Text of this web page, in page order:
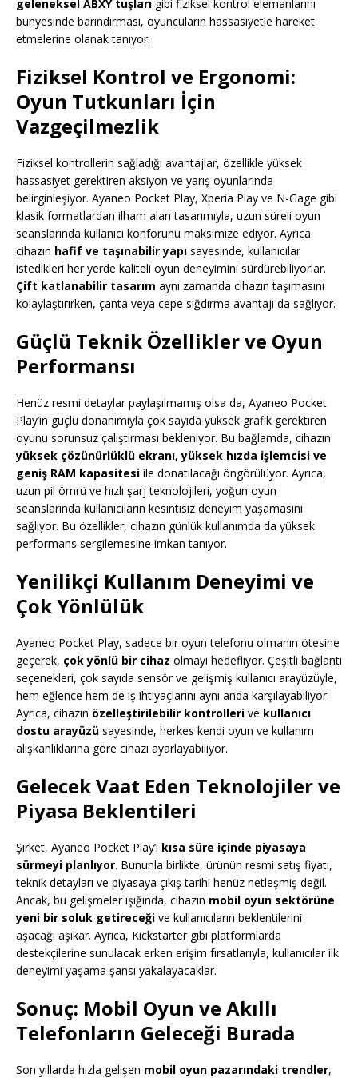
geleneksel ABXY tuşları gibi fiziksel kontrol elemanlarını
bünyesinde barındırması, oyuncuların hassasiyetle hareket
etmelerine olanak tanıyor.
Fiziksel Kontrol ve Ergonomi:
Oyun Tutkunları İçin
Vazgeçilmezlik
Fiziksel kontrollerin sağladığı avantajlar, özellikle yüksek
hassasiyet gerektiren aksiyon ve yarış oyunlarında
belirginleşiyor. Ayaneo Pocket Play, Xperia Play ve N-Gage gibi
klasik formatlardan ilham alan tasarımıyla, uzun süreli oyun
seanslarında kullanıcı konforunu maksimize ediyor. Ayrıca
cihazın hafif ve taşınabilir yapı sayesinde, kullanıcılar
istedikleri her yerde kaliteli oyun deneyimini sürdürebiliyorlar.
Çift katlanabilir tasarım aynı zamanda cihazın taşımasını
kolaylaştırırken, çanta veya cepe sığdırma avantajı da sağlıyor.
Güçlü Teknik Özellikler ve Oyun
Performansı
Henüz resmi detaylar paylaşılmamış olsa da, Ayaneo Pocket
Play’in güçlü donanımıyla çok sayıda yüksek grafik gerektiren
oyunu sorunsuz çalıştırması bekleniyor. Bu bağlamda, cihazın
yüksek çözünürlüklü ekranı, yüksek hızda işlemcisi ve
geniş RAM kapasitesi ile donatılacağı öngörülüyor. Ayrıca,
uzun pil ömrü ve hızlı şarj teknolojileri, yoğun oyun
seanslarında kullanıcıların kesintisiz deneyim yaşamasını
sağlıyor. Bu özellikler, cihazın günlük kullanımda da yüksek
performans sergilemesine imkan tanıyor.
Yenilikçi Kullanım Deneyimi ve
Çok Yönlülük
Ayaneo Pocket Play, sadece bir oyun telefonu olmanın ötesine
geçerek, çok yönlü bir cihaz olmayı hedefliyor. Çeşitli bağlantı
seçenekleri, çok sayıda sensör ve gelişmiş kullanıcı arayüzüyle,
hem eğlence hem de iş ihtiyaçlarını aynı anda karşılayabiliyor.
Ayrıca, cihazın özelleştirilebilir kontrolleri ve kullanıcı
dostu arayüzü sayesinde, herkes kendi oyun ve kullanım
alışkanlıklarına göre cihazı ayarlayabiliyor.
Gelecek Vaat Eden Teknolojiler ve
Piyasa Beklentileri
Şirket, Ayaneo Pocket Play’i kısa süre içinde piyasaya
sürmeyi planlıyor. Bununla birlikte, ürünün resmi satış fiyatı,
teknik detayları ve piyasaya çıkış tarihi henüz netleşmiş değil.
Ancak, bu gelişmeler ışığında, cihazın mobil oyun sektörüne
yeni bir soluk getireceği ve kullanıcıların beklentilerini
aşacağı aşikar. Ayrıca, Kickstarter gibi platformlarda
destekçilerine sunulacak erken erişim fırsatlarıyla, kullanıcılar ilk
deneyimi yaşama şansı yakalayacaklar.
Sonuç: Mobil Oyun ve Akıllı
Telefonların Geleceği Burada
Son yıllarda hızla gelişen mobil oyun pazarındaki trendler,